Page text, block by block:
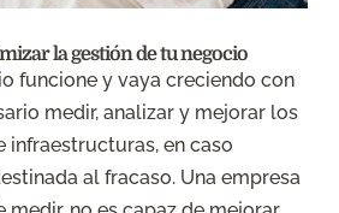
la gestión de tu negocio
funcione y vaya creciendo con
medir, analizar y mejorar los
infraestructuras, en caso
al fracaso. Una empresa